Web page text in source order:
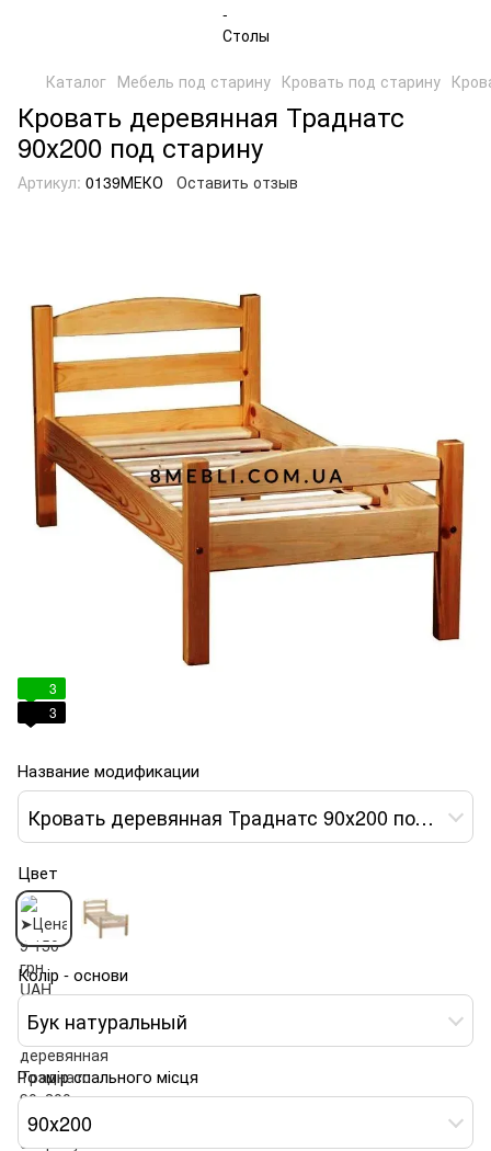
Каталог Мебель под старину Кровать под старину
Кровать деревянная Траднатс
90х200 под старину
Артикул: 0139МЕКО Оставить отзыв
3
3
Название модификации
Кровать деревянная Траднатс 90х200 под старину
Цвет
Колір - основи
Бук натуральный
Розмір спального місця
90х200